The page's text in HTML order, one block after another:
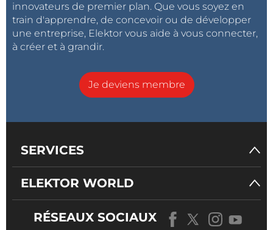
innovateurs de premier plan. Que vous soyez en
train d'apprendre, de concevoir ou de développer
une entreprise, Elektor vous aide à vous connecter,
à créer et à grandir.
Je deviens membre
SERVICES
ELEKTOR WORLD
RÉSEAUX SOCIAUX